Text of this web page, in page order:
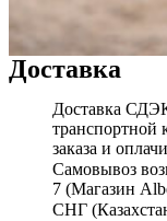
Доставка
Доставка
заказа и
Самовывоз
7 (Магазин
СНГ